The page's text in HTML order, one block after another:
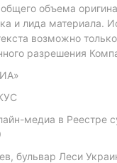
объема
и лида материала.
возможно
разрешения
медиа в Реестре
бульвар Леси